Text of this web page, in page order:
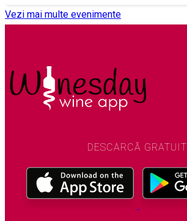
Vezi mai multe evenimente
DESCARCĂ GRATUIT